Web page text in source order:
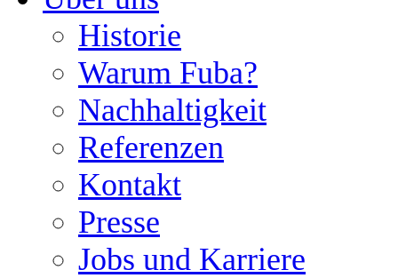
Historie
Warum Fuba?
Nachhaltigkeit
Referenzen
Kontakt
Presse
Jobs und Karriere